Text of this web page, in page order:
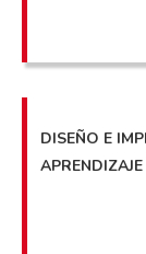
DISEÑO E